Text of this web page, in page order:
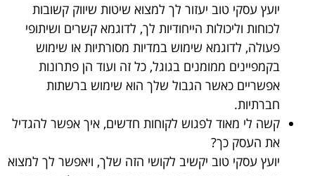
יועץ עסקי טוב יעזור לך למצוא שיטות שיווק קשובות
לכוחות וליכולות הייחודיות לך, לדוגמא קשרים ושיתופי
פעולה, לדוגמא שימוש במדיות מסורתיות או שימוש
בקמפיינים ממומנים בגוגל, כל זה ועוד הן פתרונות
אפשריים כאשר הגבול שלך הוא שימוש ברשתות
חברתיות.
קשה לי מאוד לפגוש לקוחות חדשים, איך אפשר להגדיל
את העסק כך?
יועץ עסקי טוב יקשיב לקושי הזה שלך, ויאפשר לך למצוא